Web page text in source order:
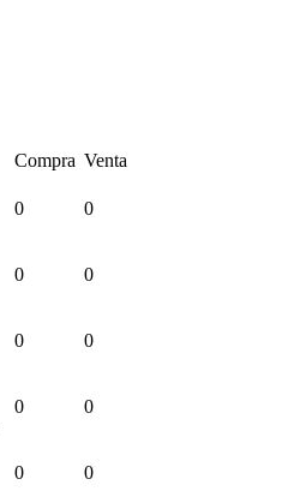
Compra Venta
0 0
0 0
0 0
0 0
0 0